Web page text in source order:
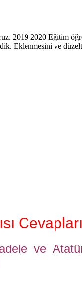
2019 2020 Eğitim
Eklenmesini ve
Cevapları
ve